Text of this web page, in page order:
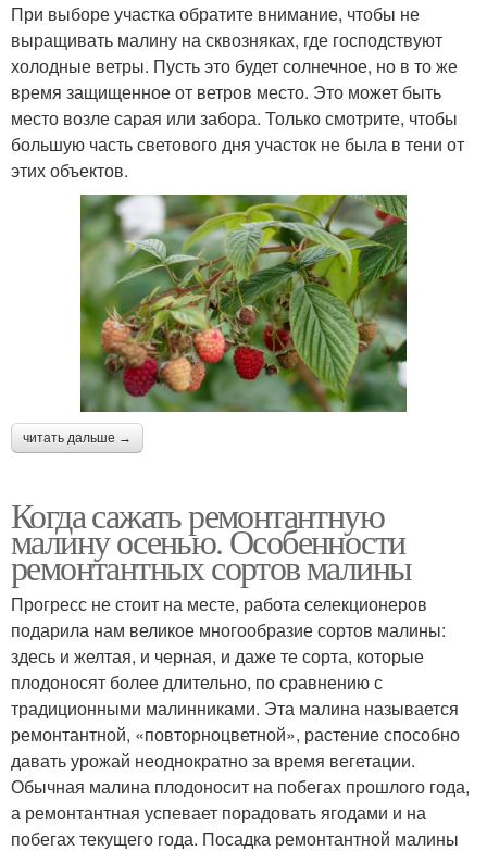
При выборе участка обратите внимание, чтобы не
выращивать малину на сквозняках, где господствуют
холодные ветры. Пусть это будет солнечное, но в то же
время защищенное от ветров место. Это может быть
место возле сарая или забора. Только смотрите, чтобы
большую часть светового дня участок не была в тени от
этих объектов.
читать дальше →
Когда сажать ремонтантную
малину осенью. Особенности
ремонтантных сортов малины
Прогресс не стоит на месте, работа селекционеров
подарила нам великое многообразие сортов малины:
здесь и желтая, и черная, и даже те сорта, которые
плодоносят более длительно, по сравнению с
традиционными малинниками. Эта малина называется
ремонтантной, «повторноцветной», растение способно
давать урожай неоднократно за время вегетации.
Обычная малина плодоносит на побегах прошлого года,
а ремонтантная успевает порадовать ягодами и на
побегах текущего года. Посадка ремонтантной малины